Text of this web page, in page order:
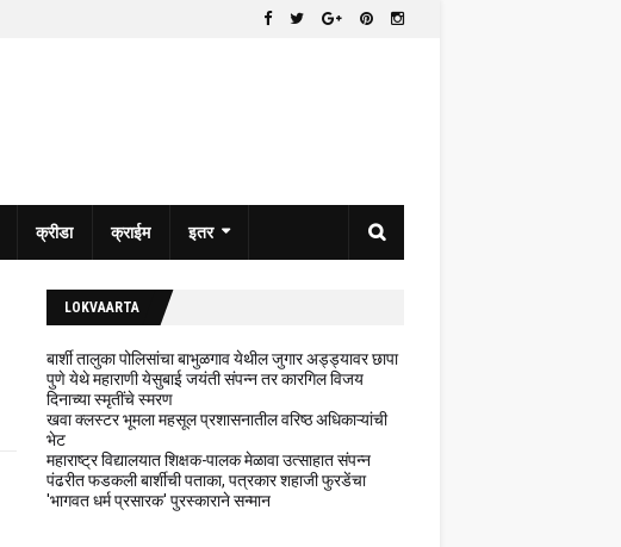
क्रीडा क्राईम इतर
LOKVAARTA
बार्शी तालुका पोलिसांचा बाभुळगाव येथील जुगार अड्ड्यावर छापा
पुणे येथे महाराणी येसुबाई जयंती संपन्न तर कारगिल विजय
दिनाच्या स्मृतींचे स्मरण
खवा क्लस्टर भूमला महसूल प्रशासनातील वरिष्ठ अधिकाऱ्यांची
भेट
महाराष्ट्र विद्यालयात शिक्षक-पालक मेळावा उत्साहात संपन्न
पंढरीत फडकली बार्शीची पताका, पत्रकार शहाजी फुरडेंचा
'भागवत धर्म प्रसारक' पुरस्काराने सन्मान